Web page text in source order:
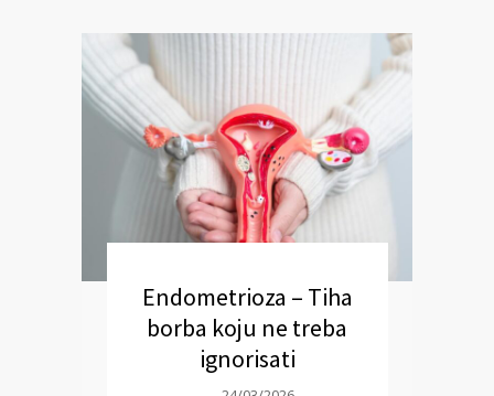
Endometrioza – Tiha
borba koju ne treba
ignorisati